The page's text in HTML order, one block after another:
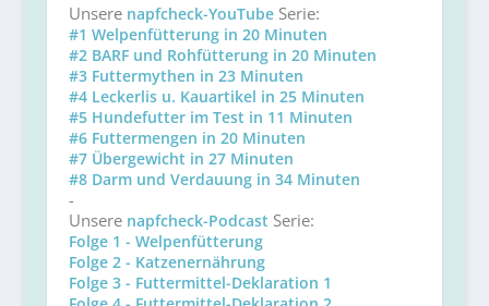
Unsere napfcheck-YouTubeSerie:
#1 Welpenfütterung in 20 Minuten
#2 BARF und Rohfütterung in 20 Minuten
#3 Futtermythen in 23 Minuten
#4 Leckerlis u. Kauartikel in 25 Minuten
#5 Hundefutter im Test in 11 Minuten
#6 Futtermengen in 20 Minuten
#7 Übergewicht in 27 Minuten
#8 Darm und Verdauung in 34 Minuten
-
Unsere napfcheck-Podcast Serie:
Folge 1 - Welpenfütterung
Folge 2 - Katzenernährung
Folge 3 - Futtermittel-Deklaration 1